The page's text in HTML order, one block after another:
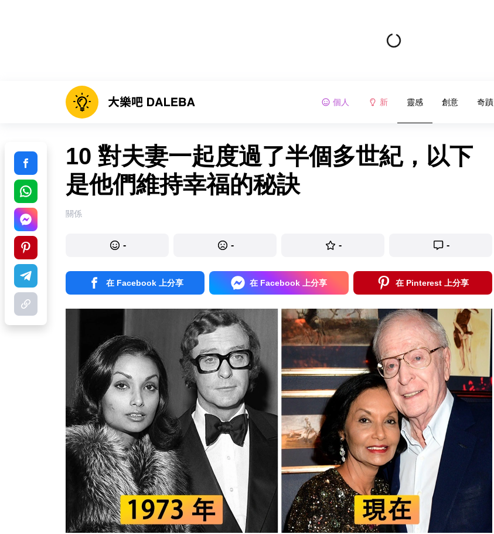
個人 新 靈感 創意 奇蹟
10 對夫妻一起度過了半個多世紀，以下
是他們維持幸福的秘訣
關係
- - - -
在 Facebook 上分享 在 Facebook 上分享 在 Pinterest 上分享